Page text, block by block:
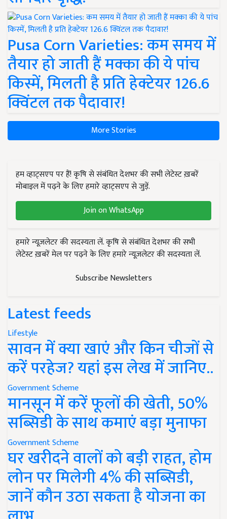
Pusa Corn Varieties: कम समय में
तैयार हो जाती हैं मक्का की ये पांच
किस्में, मिलती है प्रति हेक्टेयर 126.6
क्विंटल तक पैदावार!
More Stories
हम व्हाट्सएप पर हैं! कृषि से संबंधित देशभर की सभी लेटेस्ट ख़बरें
मोबाइल में पढ़ने के लिए हमारे व्हाट्सएप से जुड़ें.
Join on WhatsApp
हमारे न्यूज़लेटर की सदस्यता लें. कृषि से संबंधित देशभर की सभी
लेटेस्ट ख़बरें मेल पर पढ़ने के लिए हमारे न्यूज़लेटर की सदस्यता लें.
Subscribe Newsletters
Latest feeds
Lifestyle
सावन में क्या खाएं और किन चीजों से
करें परहेज? यहां इस लेख में जानिए..
Government Scheme
मानसून में करें फूलों की खेती, 50%
सब्सिडी के साथ कमाएं बड़ा मुनाफा
Government Scheme
घर खरीदने वालों को बड़ी राहत, होम
लोन पर मिलेगी 4% की सब्सिडी,
जानें कौन उठा सकता है योजना का